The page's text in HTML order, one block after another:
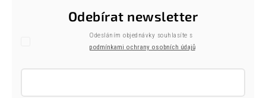
Odebírat newsletter
Odesláním objednávky souhlasíte s
podmínkami ochrany osobních údajů